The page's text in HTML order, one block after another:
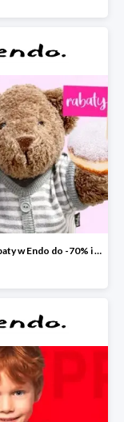
Tłuste rabaty w Endo do -70% i extra -20% na wszystko